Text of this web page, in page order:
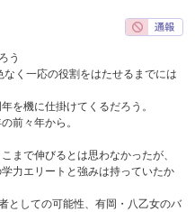
う
く一応の役割をはたせるまでには
を機に仕掛けてくるだろう。
前々年から。
まで伸びるとは思わなかったが、
力エリートと強みは持っていたか
としての可能性、有岡・八乙女のバ